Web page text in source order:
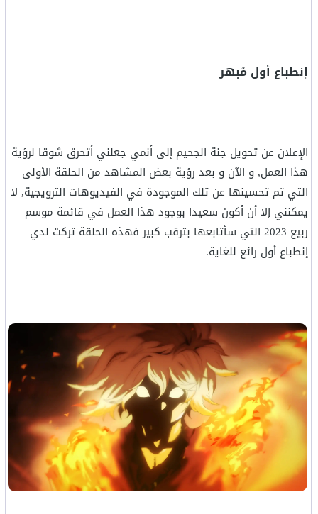
إنطباع أول مُبهر
الإعلان عن تحويل جنة الجحيم إلى أنمي جعلني أتحرق شوقا لرؤية
هذا العمل, و الآن و بعد رؤية بعض المشاهد من الحلقة الأولى
التي تم تحسينها عن تلك الموجودة في الفيديوهات الترويجية, لا
يمكنني إلا أن أكون سعيدا بوجود هذا العمل في قائمة موسم
ربيع 2023 التي سأتابعها بترقب كبير فهذه الحلقة تركت لدي
إنطباع أول رائع للغاية.